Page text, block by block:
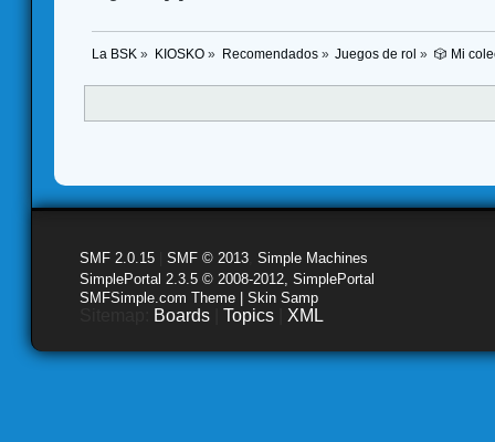
La BSK » KIOSKO» Recomendados» Juegos de rol » 🎲 Mi
SMF 2.0.15 SMF © 2013 Simple Machines
SimplePortal 2.3.5 © 2008-2012, SimplePortal
SMFSimple.com Theme | Skin Samp
Boards Topics XML